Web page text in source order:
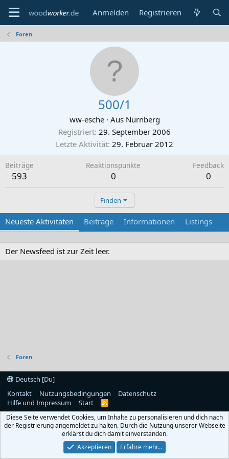
Anmelden Registrieren
Foren
500/1
ww-esche · Aus Nürnberg
Registriert 29. September 2006
Letzte Aktivität 29. Februar 2012
Beiträge
593
Reaktionspunkte
0
Feedback
0
Finden
Neueste Aktivitäten Beiträge Informationen Listings
Der Newsfeed ist zur Zeit leer.
Foren
Deutsch [Du]
Kontakt
Nutzungsbedingungen
Datenschutz
Hilfe und Impressum
Start
R
S
Diese Seite verwendet Cookies, um Inhalte zu personalisieren und dich nach
der Registrierung angemeldet zu halten. Durch die Nutzung unserer Webseite
erklärst du dich damit einverstanden.
Akzeptieren
Erfahre mehr…